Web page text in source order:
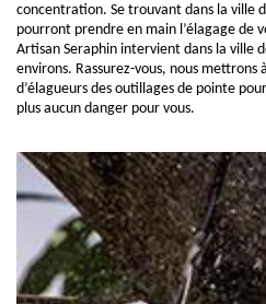
concentration. Se trouvant dans la ville
pourront prendre en main l’élagage de
Artisan Seraphin intervient dans la ville
environs. Rassurez-vous, nous mettrons
d’élagueurs des outillages de pointe
plus aucun danger pour vous.